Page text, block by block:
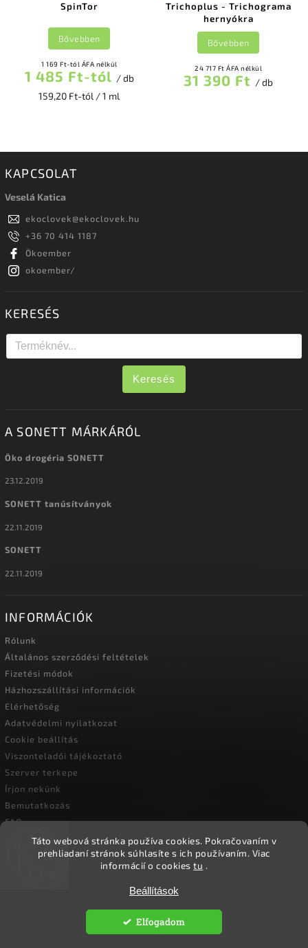
Táto webová stránka používa cookies. Pokračovaním v
prehliadaní stránok súhlasíte s ich používaním. Viac
informácií o cookiestu .
Beállítások
Elfogadom
SpinTor
1 169 Ft-tól ÁFA nélkül
1 485 Ft-tól / db
159,20 Ft-tól / 1 ml
Bővebben
Trichoplus - Trichograma
hernyókra
24 717 Ft ÁFA nélkül
31 390 Ft / db
Bővebben
KAPCSOLAT
Veselá Katica
ekoclovek@ekoclovek.hu
+36 70 414 1187
Ökoember
okoember/
KERESÉS
Keresés
A SONETT MÁRKÁRÓL
Öko drogéria SONETT
23.12.2019
SONETT tanúsítványok
22.11.2019
SONETT
22.11.2019
INFORMÁCIÓK
Rólunk
Általános szerződési feltételek
Fizetési módok
Házhozszállítási információk
Elérhetőség
Adatvédelmi nyilatkozat
Cookie beállítás
Viszonteladói tájékoztató
Szerver terkepe
Írjon nekünk
Bemutatkozás
FAQ
Vásárlási útmutató
Ökoember. Minden jog fenntartva.
Süti beállítások szerkesztése
Shoptet| DesignShoptak.cz.